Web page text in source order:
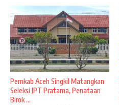
Pemkab Aceh Singkil Matangkan
Seleksi JPT Pratama, Penataan
Birok ...